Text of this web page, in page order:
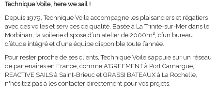
Technique Voile, here we sail !
Depuis 1979, Technique Voile accompagne les plaisanciers et régatiers
avec des voiles et services de qualité. Basée à La Trinité-sur-Mer dans le
Morbihan, la voilerie dispose d’un atelier de 2000m², d’un bureau
d’étude intégré et d’une équipe disponible toute l’année.
Pour rester proche de ses clients, Technique Voile s’appuie sur un réseau
de partenaires en France, comme A'GREEMENT à Port Camargue,
REACTIVE SAILS à Saint-Brieuc et GRASSI BATEAUX à La Rochelle,
n'hésitez pas à les contacter directement pour vos projets.